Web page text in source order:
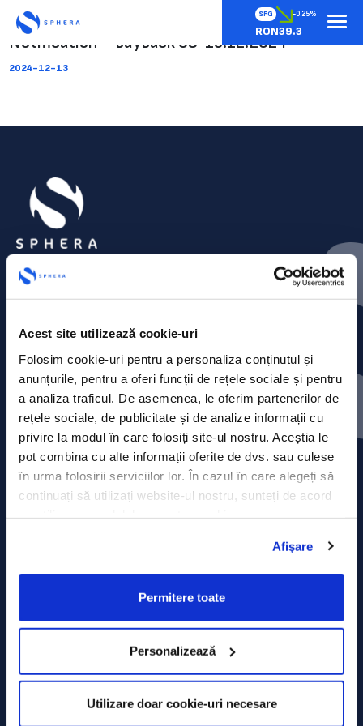
Acest site utilizează cookie-uri
Folosim cookie-uri pentru a personaliza conținutul și
anunțurile, pentru a oferi funcții de rețele sociale și pentru
a analiza traficul. De asemenea, le oferim partenerilor de
rețele sociale, de publicitate și de analize informații cu
privire la modul în care folosiți site-ul nostru. Aceștia le
pot combina cu alte informații oferite de dvs. sau culese
în urma folosirii serviciilor lor. În cazul în care alegeți să
continuați să utilizați website-ul nostru, sunteți de acord
Afişare
Permitere toate
Personalizează
Utilizare doar cookie-uri necesare
SFG -0.25%
RON39.3
Notification – buyback 09-13.12.2024
2024-12-13
Press releases
Privacy Policy
Contact
Data Processing policy
Cookie policy